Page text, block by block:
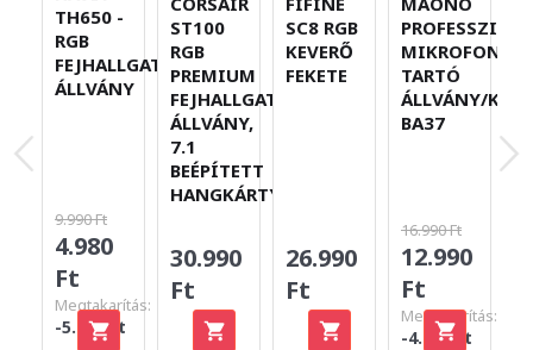
TH650 -
RGB
FEJHALLGATÓ
ÁLLVÁNY
9.990 Ft
4.980
Ft
Megtakarítás:
-5.010 Ft
ST100
RGB
PREMIUM
FEJHALLGATÓ
ÁLLVÁNY,
7.1
BEÉPÍTETT
HANGKÁRTYÁVAL
30.990
Ft
SC8 RGB
KEVERŐ
FEKETE
26.990
Ft
MIKROFON
TARTÓ
ÁLLVÁNY/KAR
BA37
16.990 Ft
12.990
Ft
Megtakarítás:
-4.000 Ft